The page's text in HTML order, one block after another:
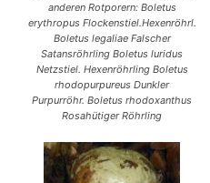
anderen Rotporern: Boletus
erythropus Flockenstiel.Hexenröhrl.
Boletus legaliae Falscher
Satansröhrling Boletus luridus
Netzstiel. Hexenröhrling Boletus
rhodopurpureus Dunkler
Purpurröhr. Boletus rhodoxanthus
Rosahütiger Röhrling